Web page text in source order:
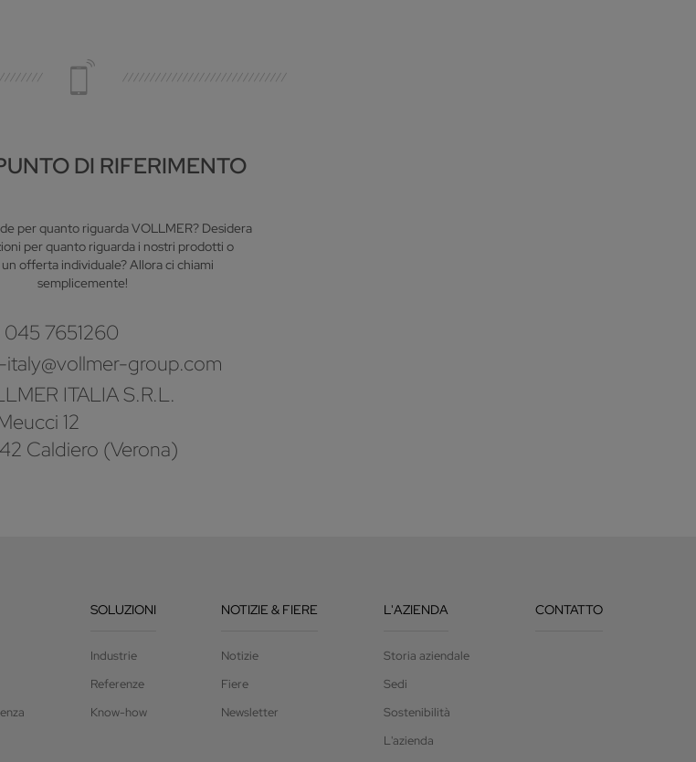
DI RIFERIMENTO
per quanto riguarda VOLLMER? Desidera
per quanto riguarda i nostri prodotti o
offerta individuale? Allora ci chiami
semplicemente!
7651260
group.com
ITALIA S.R.L.
12
Caldiero (Verona)
SOLUZIONI
Industrie
Referenze
Know-how
NOTIZIE & FIERE
Notizie
Fiere
Newsletter
L'AZIENDA
Storia aziendale
Sedi
Sostenibilità
L'azienda
CONTATTO